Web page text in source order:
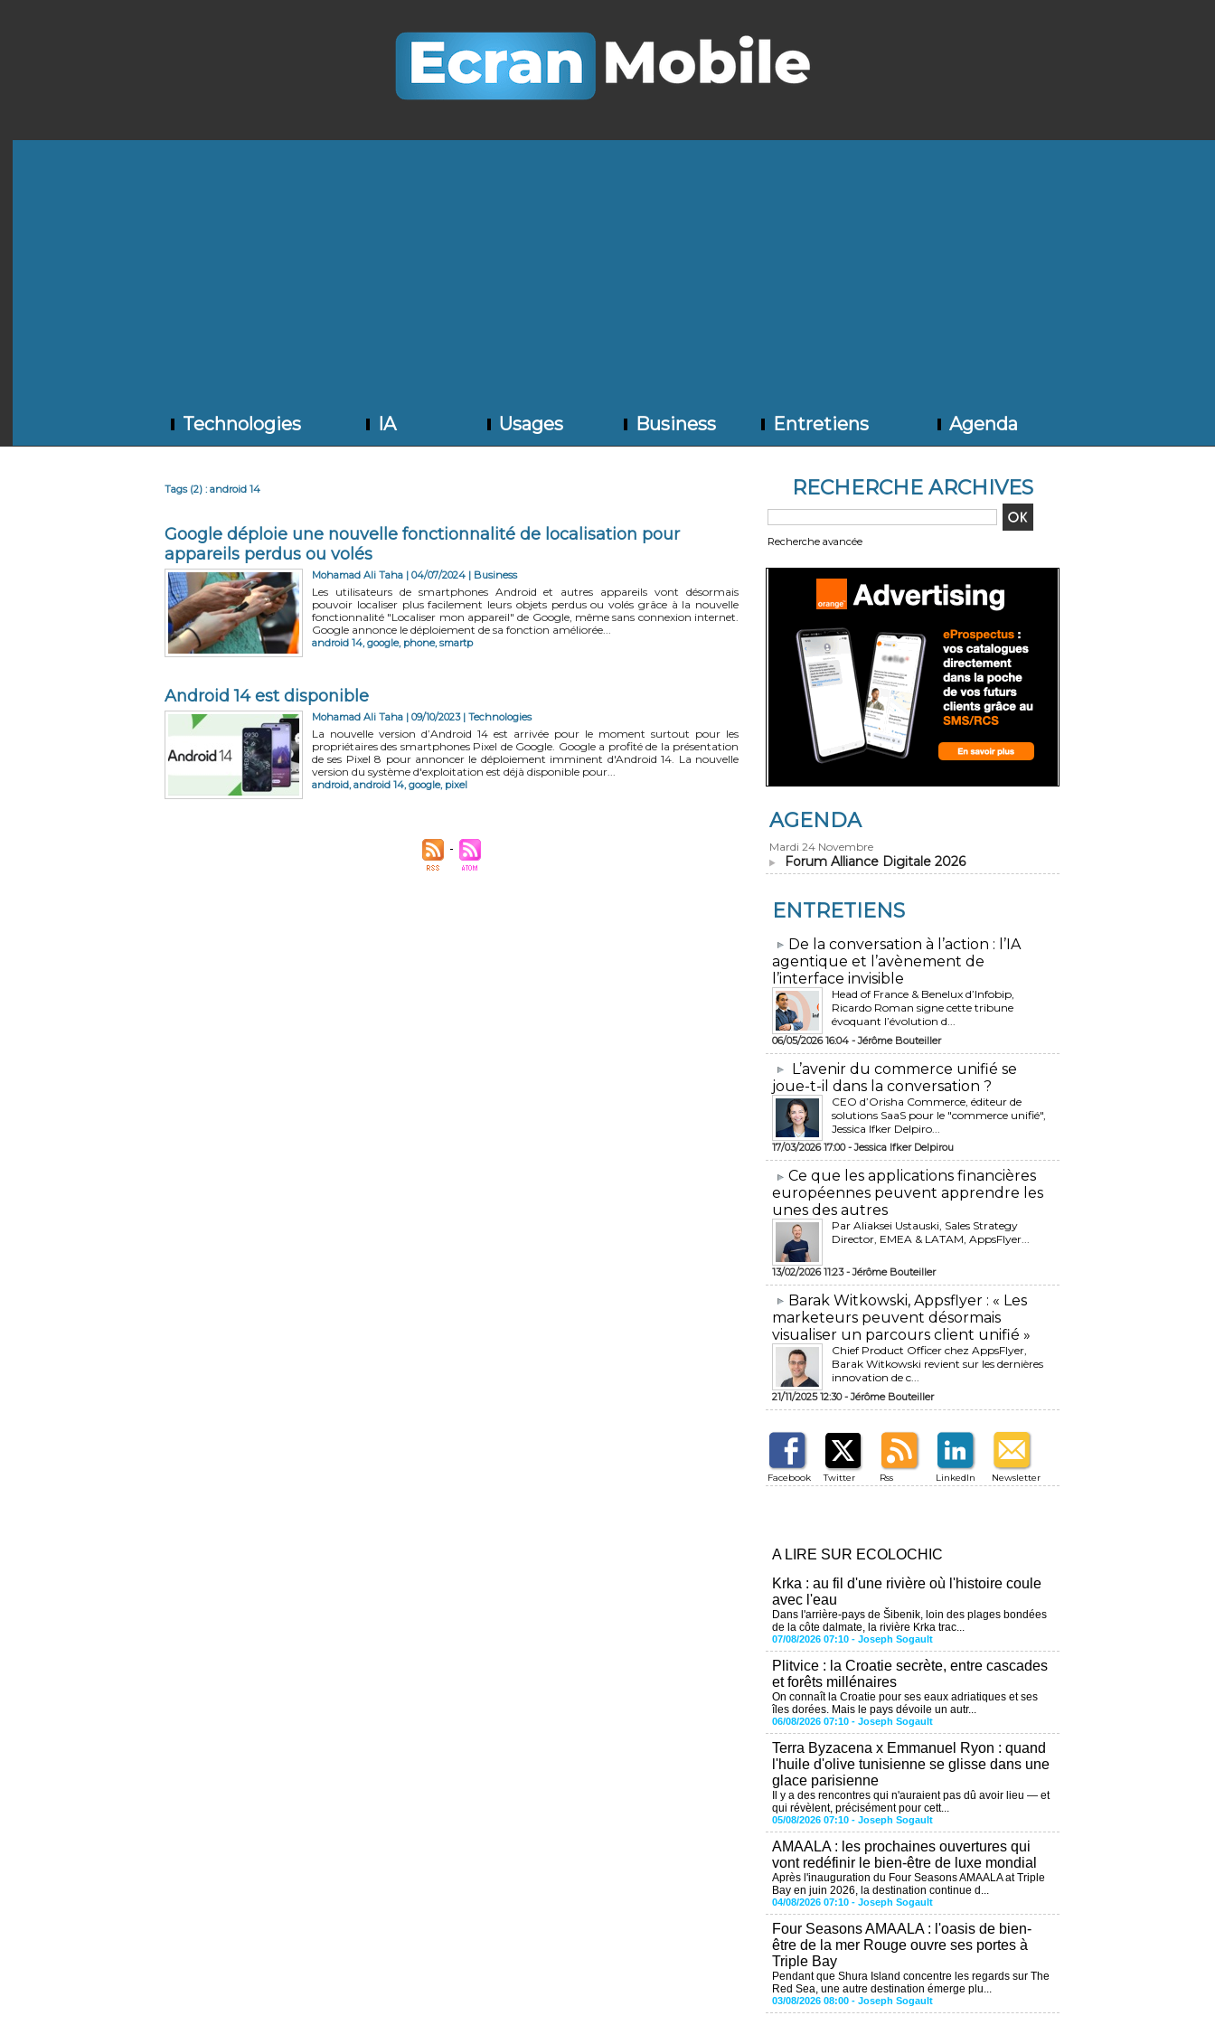
Technologies IA Usages Business Entretiens Agenda
Tags (2) : android 14
Google déploie une nouvelle fonctionnalité de localisation pour
appareils perdus ou volés
Mohamad Ali Taha | 04/07/2024 | Business
Les utilisateurs de smartphones Android et autres appareils vont désormais
pouvoir localiser plus facilement leurs objets perdus ou volés grâce à la nouvelle
fonctionnalité "Localiser mon appareil" de Google, même sans connexion internet.
Google annonce le déploiement de sa fonction améliorée...
android 14,google, phone,smartp
Android 14 est disponible
Mohamad Ali Taha | 09/10/2023| Technologies
La nouvelle version d’Android 14 est arrivée pour le moment surtout pour les
propriétaires des smartphones Pixel de Google. Google a profité de la présentation
de ses Pixel 8 pour annoncer le déploiement imminent d'Android 14. La nouvelle
version du système d'exploitation est déjà disponible pour...
android,android 14,google, pixel
RECHERCHE ARCHIVES
Recherche avancée
AGENDA
Mardi 24 Novembre
Forum Alliance Digitale 2026
ENTRETIENS
​De la conversation à l’action : l’IA
agentique et l’avènement de
l’interface invisible
Head of France & Benelux d’Infobip,
Ricardo Roman signe cette tribune
évoquant l’évolution d...
06/05/2026 16:04 -Jérôme Bouteiller
L’avenir du commerce unifié se
joue-t-il dans la conversation ?
CEO d’Orisha Commerce, éditeur de
solutions SaaS pour le "commerce unifié",
Jessica Ifker Delpiro...
17/03/2026 17:00 -Jessica Ifker Delpirou
​Ce que les applications financières
européennes peuvent apprendre les
unes des autres
Par Aliaksei Ustauski, Sales Strategy
Director, EMEA & LATAM, AppsFlyer...
13/02/2026 11:23 -Jérôme Bouteiller
​Barak Witkowski, Appsflyer : « Les
marketeurs peuvent désormais
visualiser un parcours client unifié »
Chief Product Officer chez AppsFlyer, ​
Barak Witkowski revient sur les dernières
innovation de c...
21/11/2025 12:30 -Jérôme Bouteiller
Facebook Twitter Rss LinkedIn Newsletter
A LIRE SUR ECOLOCHIC
Krka : au fil d'une rivière où l'histoire coule
avec l'eau
Dans l'arrière-pays de Šibenik, loin des plages bondées
de la côte dalmate, la rivière Krka trac...
07/08/2026 07:10 - Joseph Sogault
Plitvice : la Croatie secrète, entre cascades
et forêts millénaires
On connaît la Croatie pour ses eaux adriatiques et ses
îles dorées. Mais le pays dévoile un autr...
06/08/2026 07:10 - Joseph Sogault
Terra Byzacena x Emmanuel Ryon : quand
l'huile d'olive tunisienne se glisse dans une
glace parisienne
Il y a des rencontres qui n'auraient pas dû avoir lieu — et
qui révèlent, précisément pour cett...
05/08/2026 07:10 - Joseph Sogault
AMAALA : les prochaines ouvertures qui
vont redéfinir le bien-être de luxe mondial
Après l'inauguration du Four Seasons AMAALA at Triple
Bay en juin 2026, la destination continue d...
04/08/2026 07:10 - Joseph Sogault
Four Seasons AMAALA : l'oasis de bien-
être de la mer Rouge ouvre ses portes à
Triple Bay
Pendant que Shura Island concentre les regards sur The
Red Sea, une autre destination émerge plu...
03/08/2026 08:00 - Joseph Sogault